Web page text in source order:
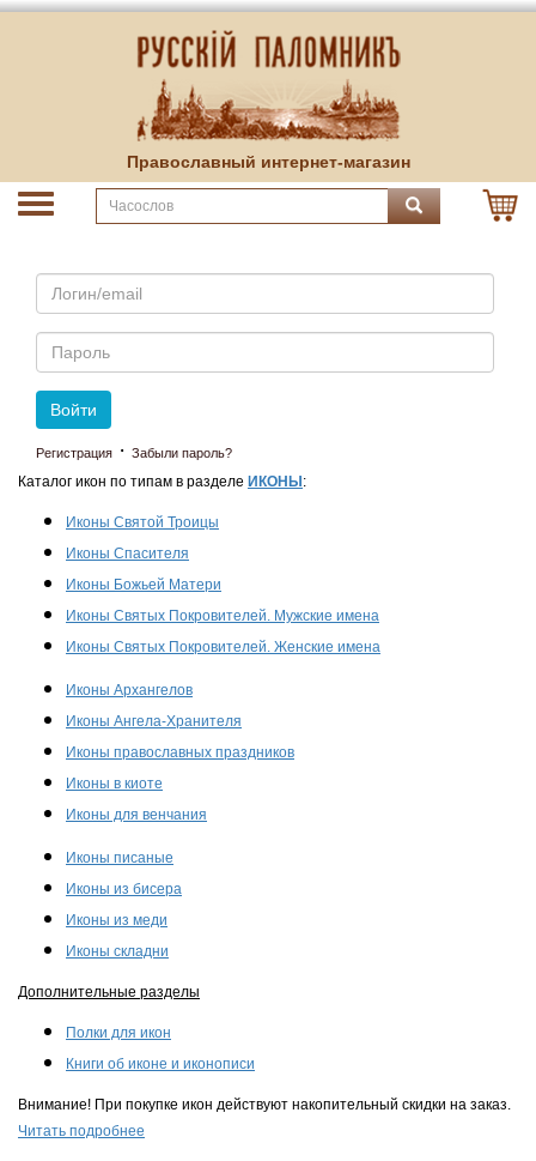
Православный интернет-магазин
Email
Пароль
Войти
Регистрация · Забыли пароль?
Каталог икон по типам в разделе ИКОНЫ :
Иконы Святой Троицы
Иконы Спасителя
Иконы Божьей Матери
Иконы Святых Покровителей. Мужские имена
Иконы Святых Покровителей. Женские имена
Иконы Архангелов
Иконы Ангела-Хранителя
Иконы православных праздников
Иконы в киоте
Иконы для венчания
Иконы писаные
Иконы из бисера
Иконы из меди
Иконы складни
Дополнительные разделы
Полки для икон
Книги об иконе и иконописи
Внимание! При покупке икон действуют накопительный скидки на заказ.
Читать подробнее